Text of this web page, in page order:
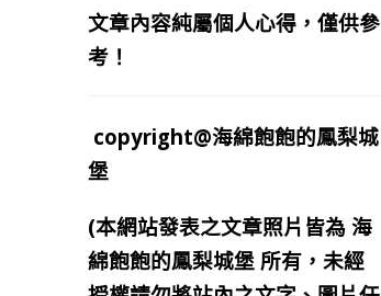
文章內容純屬個人心得，僅供參
考！
copyright@海綿飽飽的鳳梨城
堡
(本網站發表之文章照片皆為 海
綿飽飽的鳳梨城堡 所有，未經